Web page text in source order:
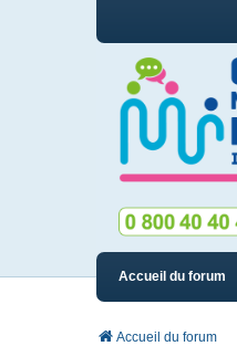
Accueil du forum
Accueil du forum